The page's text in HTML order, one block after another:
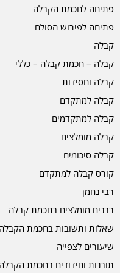
פתיחה לחכמת הקבלה
פתיחה לפירוש הסולם
קבלה
קבלה – חכמת קבלה – כללי
קבלה וחסידות
קבלה למתקדם
קבלה למתקדמים
קבלה מומלצים
קבלה סיכומים
קורס קבלה למתקדם
רבי נחמן
רבנים מומלצים בחכמת קבלה
שאלות ותשובות בחכמת הקבלה
שיעורים לצפייה
תובנות וחידודים בחכמת הקבלה